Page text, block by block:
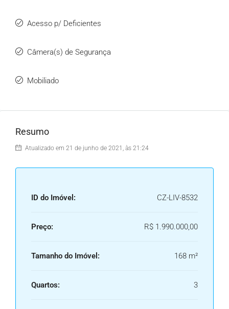
Acesso p/ Deficientes
Câmera(s) de Segurança
Mobiliado
Resumo
Atualizado em 21 de junho de 2021, às 21:24
ID do Imóvel: CZ-LIV-8532
Preço: R$ 1.990.000,00
Tamanho do Imóvel: 168 m²
Quartos: 3